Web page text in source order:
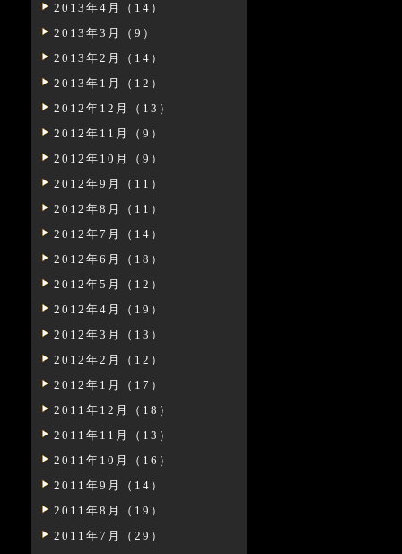
2013年4月（14）
2013年3月（9）
2013年2月（14）
2013年1月（12）
2012年12月（13）
2012年11月（9）
2012年10月（9）
2012年9月（11）
2012年8月（11）
2012年7月（14）
2012年6月（18）
2012年5月（12）
2012年4月（19）
2012年3月（13）
2012年2月（12）
2012年1月（17）
2011年12月（18）
2011年11月（13）
2011年10月（16）
2011年9月（14）
2011年8月（19）
2011年7月（29）